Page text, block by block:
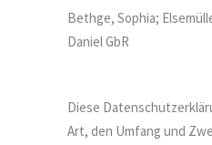
Bethge, Sophia;
Daniel GbR
Diese
Art, den Umfang und